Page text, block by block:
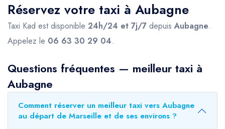
Réservez votre taxi à Aubagne
Taxi Kad est disponible 24h/24 et 7j/7 depuis Aubagne.
Appelez le 06 63 30 29 04.
Questions fréquentes — meilleur taxi à
Aubagne
Comment réserver un meilleur taxi vers Aubagne
au départ de Marseille et de ses environs ?